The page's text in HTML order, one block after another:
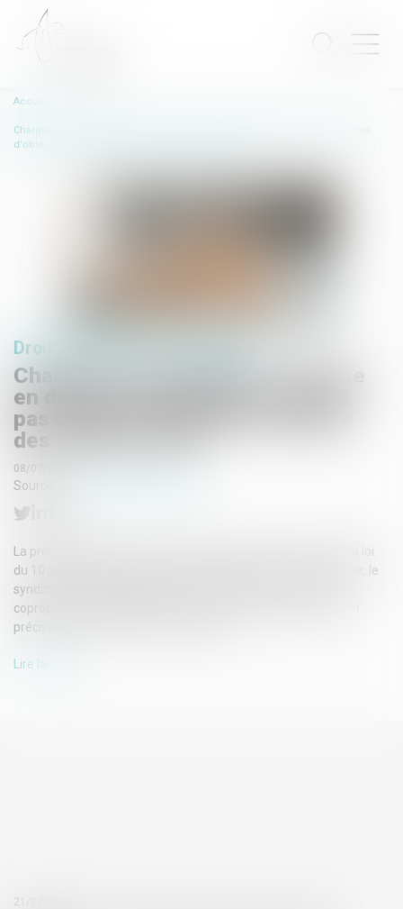
Accueil
Charges de copropriété : une mise en demeure imprécise ne permet pas
d'obtenir l'exigibilité anticipée des sommes dues
Droit immobilier
Charges de copropriété : une mise
en demeure imprécise ne permet
pas d'obtenir l'exigibilité anticipée
des sommes dues
08/07/2026
Source :
La procédure accélérée au fond prévue par l'article 19-2 de la loi
du 10 juillet 1965 est strictement encadrée. Pour en bénéficier, le
syndicat des copropriétaires doit notamment adresser au
copropriétaire défaillant une mise en demeure suffisamment
précise quant aux sommes réclamées...
Lire la suite
21/07/2026